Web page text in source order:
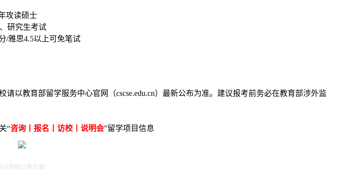
攻读硕士
研究生考试
/雅思4.5以上可免笔试
以教育部留学服务中心官网（cscse.edu.cn）最新公布为准。建议报考前务必在教育部涉外监
“咨询丨报名丨访校丨说明会”留学项目信息
院校公布为准！